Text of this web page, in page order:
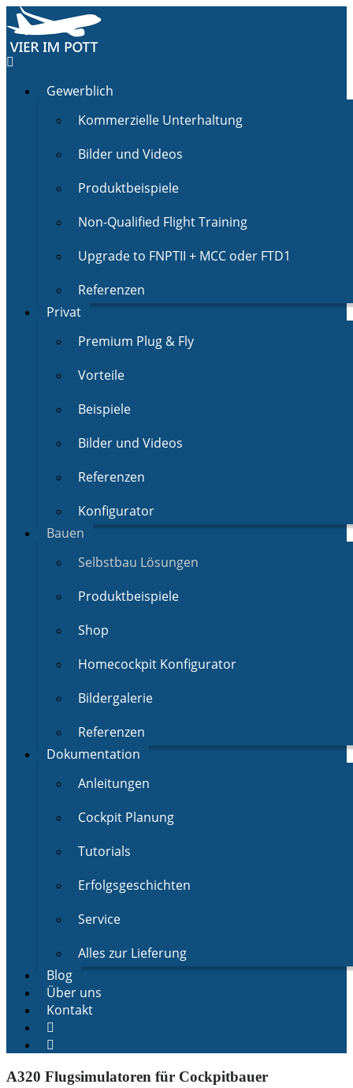
Gewerblich
Kommerzielle Unterhaltung
Bilder und Videos
Produktbeispiele
Non-Qualified Flight Training
Upgrade to FNPTII + MCC oder FTD1
Referenzen
Privat
Premium Plug & Fly
Vorteile
Beispiele
Bilder und Videos
Referenzen
Konfigurator
Bauen
Selbstbau Lösungen
Produktbeispiele
Shop
Homecockpit Konfigurator
Bildergalerie
Referenzen
Dokumentation
Anleitungen
Cockpit Planung
Tutorials
Erfolgsgeschichten
Service
Alles zur Lieferung
Blog
Über uns
Kontakt
A320 Flugsimulatoren für Cockpitbauer